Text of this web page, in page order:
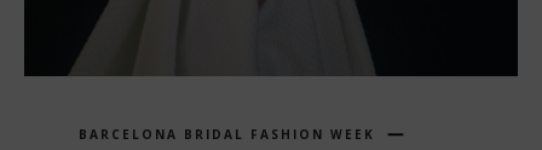
BARCELONA BRIDAL FASHION WEEK